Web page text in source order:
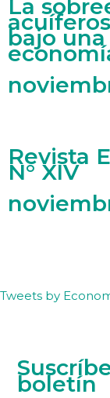
La
bajo
Revista
N° XIV
Tweets by
boletín